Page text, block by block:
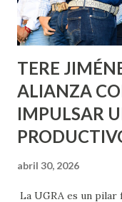
los edificios
Norias de Paso
TERE
ALIANZA
IMPULSAR
abril 30, 2026
La UGRA es un pilar